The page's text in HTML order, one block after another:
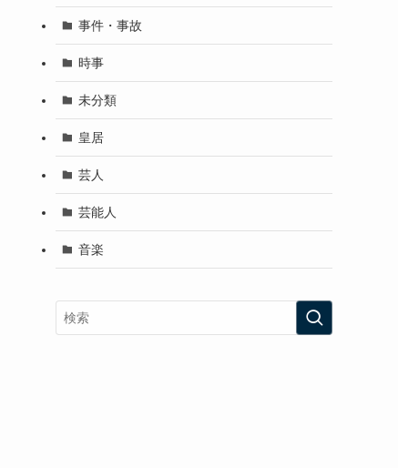
事件・事故
時事
未分類
皇居
芸人
芸能人
音楽